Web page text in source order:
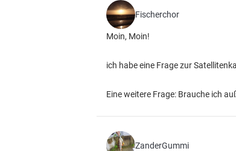
Fischerchor
Moin, Moin!
ich habe eine Frage zur
Eine weitere Frage: Brauche ich
ZanderGummi